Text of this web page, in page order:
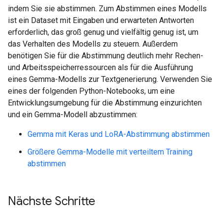
indem Sie sie abstimmen. Zum Abstimmen eines Modells
ist ein Dataset mit Eingaben und erwarteten Antworten
erforderlich, das groß genug und vielfältig genug ist, um
das Verhalten des Modells zu steuern. Außerdem
benötigen Sie für die Abstimmung deutlich mehr Rechen-
und Arbeitsspeicherressourcen als für die Ausführung
eines Gemma-Modells zur Textgenerierung. Verwenden Sie
eines der folgenden Python-Notebooks, um eine
Entwicklungsumgebung für die Abstimmung einzurichten
und ein Gemma-Modell abzustimmen:
Gemma mit Keras und LoRA-Abstimmung abstimmen
Größere Gemma-Modelle mit verteiltem Training
abstimmen
Nächste Schritte